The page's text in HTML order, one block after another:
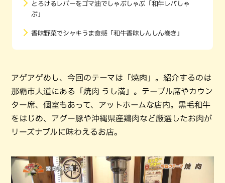
とろけるレバーをゴマ油でしゃぶしゃぶ「和牛レバしゃ
ぶ」
香味野菜でシャキうま食感「和牛香味しんしん巻き」
アゲアゲめし、今回のテーマは「焼肉」。紹介するのは
那覇市大道にある「焼肉 うし満」。テーブル席やカウン
ター席、個室もあって、アットホームな店内。黒毛和牛
をはじめ、アグー豚や沖縄県産鶏肉など厳選したお肉が
リーズナブルに味わえるお店。